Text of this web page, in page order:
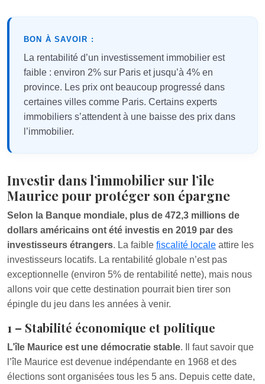
BON À SAVOIR :
La rentabilité d’un investissement immobilier est
faible : environ 2% sur Paris et jusqu’à 4% en
province. Les prix ont beaucoup progressé dans
certaines villes comme Paris. Certains experts
immobiliers s’attendent à une baisse des prix dans
l’immobilier.
Investir dans l’immobilier sur l’ile
Maurice pour protéger son épargne
Selon la Banque mondiale, plus de 472,3 millions de
dollars américains ont été investis en 2019 par des
investisseurs étrangers. La faible fiscalité locale attire les
investisseurs locatifs. La rentabilité globale n’est pas
exceptionnelle (environ 5% de rentabilité nette), mais nous
allons voir que cette destination pourrait bien tirer son
épingle du jeu dans les années à venir.
1 – Stabilité économique et politique
L’île Maurice est une démocratie stable. Il faut savoir que
l’île Maurice est devenue indépendante en 1968 et des
élections sont organisées tous les 5 ans. Depuis cette date,